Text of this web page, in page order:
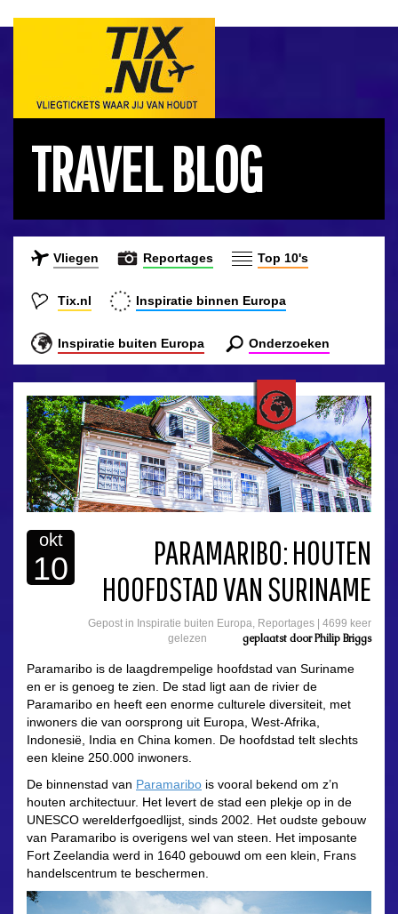
TRAVEL BLOG
Vliegen Reportages Top 10's
Tix.nl Inspiratie binnen Europa
Inspiratie buiten Europa Onderzoeken
okt
10
PARAMARIBO: HOUTEN
HOOFDSTAD VAN SURINAME
Gepost in Inspiratie buiten Europa, Reportages
4699 keer
gelezen
geplaatst doorPhilip Briggs
Paramaribo is de laagdrempelige hoofdstad van Suriname
en er is genoeg te zien. De stad ligt aan de rivier de
Paramaribo en heeft een enorme culturele diversiteit, met
inwoners die van oorsprong uit Europa, West-Afrika,
Indonesië, India en China komen. De hoofdstad telt slechts
een kleine 250.000 inwoners.
De binnenstad van Paramaribo is vooral bekend om z’n
houten architectuur. Het levert de stad een plekje op in de
UNESCO werelderfgoedlijst, sinds 2002. Het oudste gebouw
van Paramaribo is overigens wel van steen. Het imposante
Fort Zeelandia werd in 1640 gebouwd om een klein, Frans
handelscentrum te beschermen.